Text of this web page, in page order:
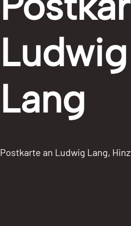
Ludwig
Lang
Postkarte an Ludwig Lang,